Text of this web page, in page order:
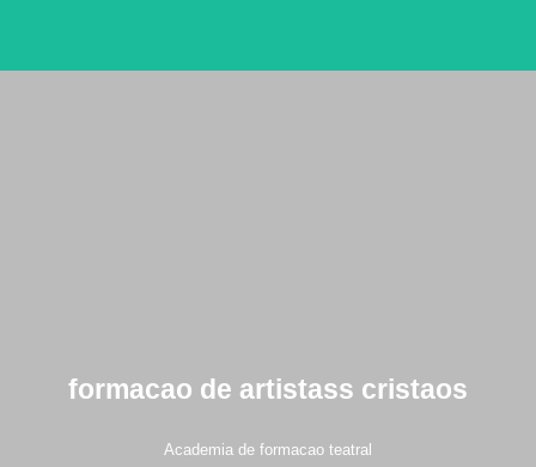
formacao de artistass cristaos
Academia de formacao teatral